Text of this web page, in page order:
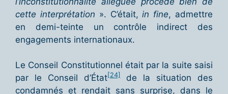
cette interprétation ». C’était,in fine, admettre
en demi-teinte un contrôle indirect des
engagements internationaux.
Le Conseil Constitutionnel était par la suite saisi
par le Conseil d’État[24]de la situation des
condamnés et rendait sans surprise, dans le